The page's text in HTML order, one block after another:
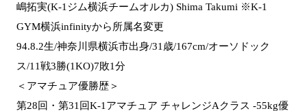
嶋拓実(K-1ジム横浜チームオルカ) Shima Takumi ※K-1
GYM横浜infinityから所属名変更
94.8.2生/神奈川県横浜市出身/31歳/167cm/オーソドック
ス/11戦3勝(1KO)7敗1分
＜アマチュア優勝歴＞
第28回・第31回K-1アマチュア チャレンジAクラス -55kg優